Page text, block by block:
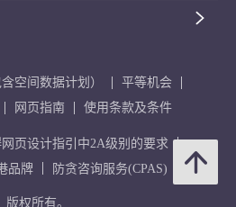
空间数据计划）
平等机会
网页指南 使用条款及条件
页设计指引中2A级别的要求
品牌 防贪咨询服务(CPAS)
权所有。